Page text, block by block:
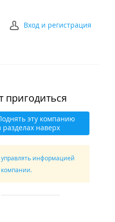
Вход и регистрация
пригодиться
эту компанию
разделах наверх
управлять информацией
компании.